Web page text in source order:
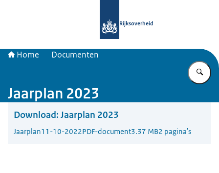
Rijksoverheid
Home Documenten
Jaarplan 2023
Download: Jaarplan 2023
Jaarplan11-10-2022PDF-document3.37 MB2 pagina's